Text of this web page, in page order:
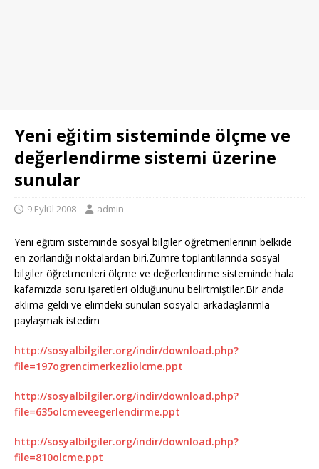
Yeni eğitim sisteminde ölçme ve
değerlendirme sistemi üzerine
sunular
9 Eylül 2008 admin
Yeni eğitim sisteminde sosyal bilgiler öğretmenlerinin belkide
en zorlandığı noktalardan biri.Zümre toplantılarında sosyal
bilgiler öğretmenleri ölçme ve değerlendirme sisteminde hala
kafamızda soru işaretleri olduğununu belirtmiştiler.Bir anda
aklıma geldi ve elimdeki sunuları sosyalci arkadaşlarımla
paylaşmak istedim
http://sosyalbilgiler.org/indir/download.php?
file=197ogrencimerkezliolcme.ppt
http://sosyalbilgiler.org/indir/download.php?
file=635olcmeveegerlendirme.ppt
http://sosyalbilgiler.org/indir/download.php?
file=810olcme.ppt